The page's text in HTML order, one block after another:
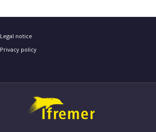
Legal notice
Privacy policy